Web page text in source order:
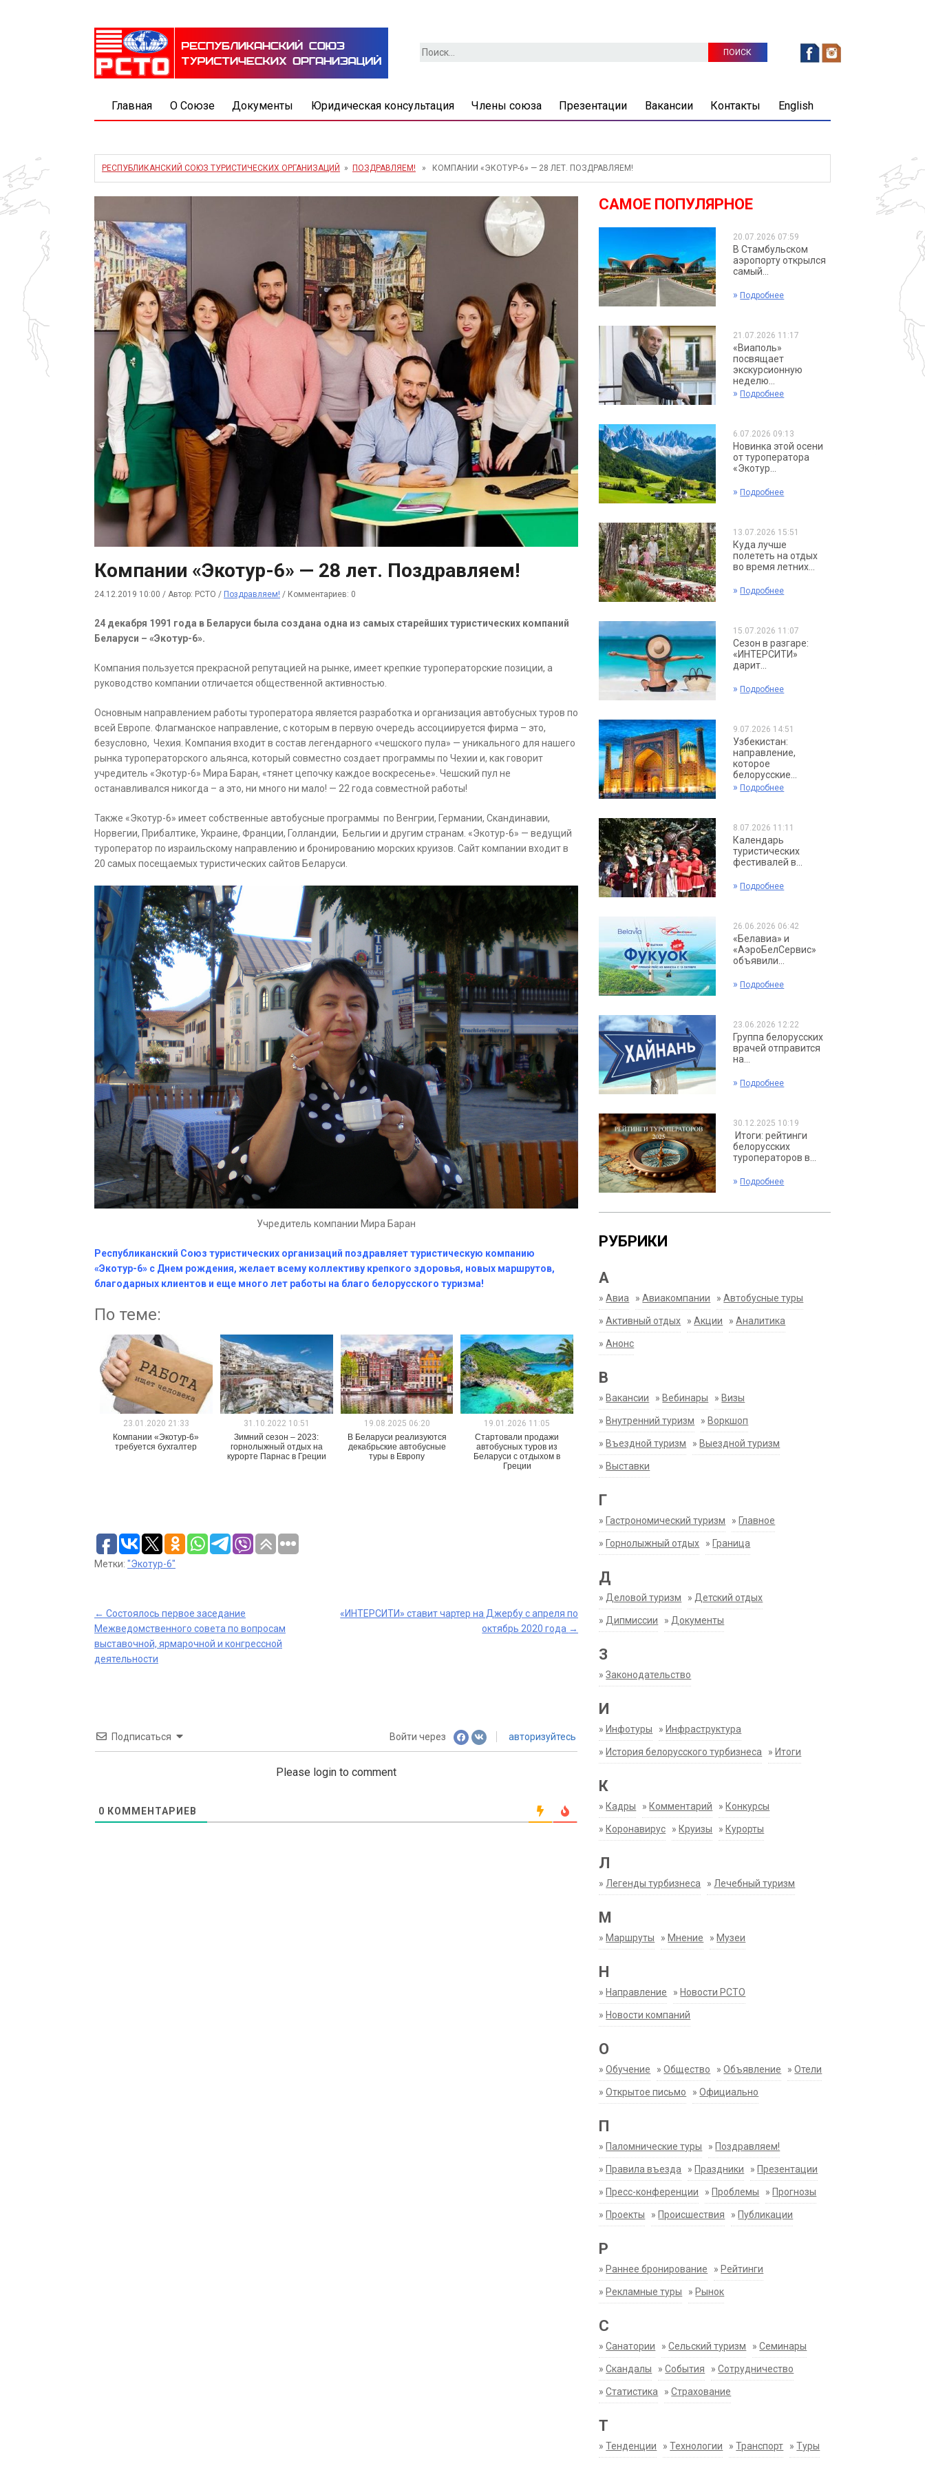
Найти:
Главная О Союзе Документы Юридическая консультация Члены союза Презентации Вакансии Контакты English
РЕСПУБЛИКАНСКИЙ СОЮЗ ТУРИСТИЧЕСКИХ ОРГАНИЗАЦИЙ » ПОЗДРАВЛЯЕМ! » КОМПАНИИ «ЭКОТУР-6» — 28 ЛЕТ. ПОЗДРАВЛЯЕМ!
Компании «Экотур-6» — 28 лет. Поздравляем!
24.12.2019 10:00 / Автор: РСТО / Поздравляем! / Комментариев: 0
24 декабря 1991 года в Беларуси была создана одна из самых старейших туристических компаний
Беларуси – «Экотур-6».
Компания пользуется прекрасной репутацией на рынке, имеет крепкие туроператорские позиции, а
руководство компании отличается общественной активностью.
Основным направлением работы туроператора является разработка и организация автобусных туров по
всей Европе. Флагманское направление, с которым в первую очередь ассоциируется фирма – это,
безусловно, Чехия. Компания входит в состав легендарного «чешского пула» — уникального для нашего
рынка туроператорского альянса, который совместно создает программы по Чехии и, как говорит
учредитель «Экотур-6» Мира Баран, «тянет цепочку каждое воскресенье». Чешский пул не
останавливался никогда – а это, ни много ни мало! — 22 года совместной работы!
Также «Экотур-6» имеет собственные автобусные программы по Венгрии, Германии, Скандинавии,
Норвегии, Прибалтике, Украине, Франции, Голландии, Бельгии и другим странам. «Экотур-6» — ведущий
туроператор по израильскому направлению и бронированию морских круизов. Сайт компании входит в
20 самых посещаемых туристических сайтов Беларуси.
Учредитель компании Мира Баран
Республиканский Союз туристических организаций поздравляет туристическую компанию
«Экотур-6» с Днем рождения, желает всему коллективу крепкого здоровья, новых маршрутов,
благодарных клиентов и еще много лет работы на благо белорусского туризма!
По теме:
23.01.2020 21:33
Компании «Экотур-6»
требуется бухгалтер
31.10.2022 10:51
Зимний сезон – 2023:
горнолыжный отдых на
курорте Парнас в Греции
19.08.2025 06:20
В Беларуси реализуются
декабрьские автобусные
туры в Европу
19.01.2026 11:05
Стартовали продажи
автобусных туров из
Беларуси с отдыхом в
Греции
Метки: "Экотур-6"
Post
navigation
← Состоялось первое заседание
Межведомственного совета по вопросам
выставочной, ярмарочной и конгрессной
деятельности
«ИНТЕРСИТИ» ставит чартер на Джербу с апреля по
октябрь 2020 года →
Подписаться Войти через авторизуйтесь
Please login to comment
0 КОММЕНТАРИЕВ
САМОЕ ПОПУЛЯРНОЕ
20.07.2026 07:59
В Стамбульском
аэропорту открылся
самый...
» Подробнее
21.07.2026 11:17
«Виаполь»
посвящает
экскурсионную
неделю...
» Подробнее
6.07.2026 09:13
Новинка этой осени
от туроператора
«Экотур...
» Подробнее
13.07.2026 15:51
Куда лучше
полететь на отдых
во время летних...
» Подробнее
15.07.2026 11:07
Сезон в разгаре:
«ИНТЕРСИТИ»
дарит...
» Подробнее
9.07.2026 14:51
Узбекистан:
направление,
которое
белорусские...
» Подробнее
8.07.2026 11:11
Календарь
туристических
фестивалей в...
» Подробнее
26.06.2026 06:42
«Белавиа» и
«АэроБелСервис»
объявили...
» Подробнее
23.06.2026 12:22
Группа белорусских
врачей отправится
на...
» Подробнее
30.12.2025 10:19
Итоги: рейтинги
белорусских
туроператоров в...
» Подробнее
РУБРИКИ
А
»Авиа »Авиакомпании »Автобусные туры
»Активный отдых »Акции »Аналитика
»Анонс
В
» Вакансии » Вебинары » Визы
» Внутренний туризм » Воркшоп
» Въездной туризм » Выездной туризм
» Выставки
Г
» Гастрономический туризм » Главное
» Горнолыжный отдых » Граница
Д
» Деловой туризм » Детский отдых
» Дипмиссии » Документы
З
»Законодательство
И
» Инфотуры » Инфраструктура
» История белорусского турбизнеса » Итоги
К
» Кадры » Комментарий » Конкурсы
» Коронавирус » Круизы » Курорты
Л
» Легенды турбизнеса » Лечебный туризм
М
» Маршруты » Мнение » Музеи
Н
» Направление » Новости РСТО
» Новости компаний
О
»Обучение »Общество »Объявление »Отели
»Открытое письмо »Официально
П
» Паломнические туры » Поздравляем!
» Правила въезда » Праздники » Презентации
» Пресс-конференции » Проблемы » Прогнозы
» Проекты » Происшествия » Публикации
Р
» Раннее бронирование » Рейтинги
» Рекламные туры » Рынок
С
»Санатории »Сельский туризм »Семинары
»Скандалы »События »Сотрудничество
»Статистика »Страхование
Т
»Тенденции »Технологии »Транспорт »Туры